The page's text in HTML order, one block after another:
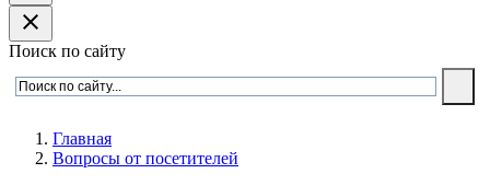
close
Поиск по сайту
Главная
Вопросы от посетителей